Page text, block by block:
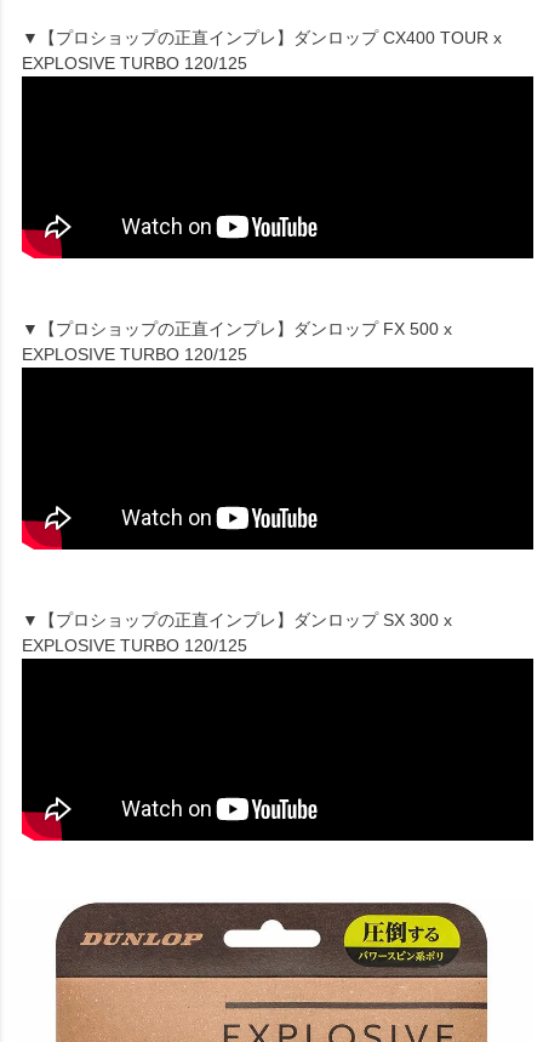
▼【プロショップの正直インプレ】ダンロップ CX400 TOUR x
EXPLOSIVE TURBO 120/125
▼【プロショップの正直インプレ】ダンロップ FX 500 x
EXPLOSIVE TURBO 120/125
▼【プロショップの正直インプレ】ダンロップ SX 300 x
EXPLOSIVE TURBO 120/125